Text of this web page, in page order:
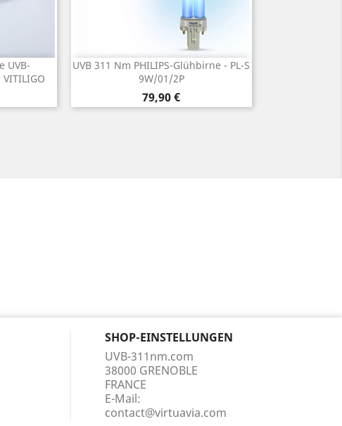
UVB-
UVB 311 Nm PHILIPS-Glühbirne - PL-S
9W/01/2P
Preis
79,90 €
Vorschau
SHOP-EINSTELLUNGEN
UVB-311nm.com
38000 GRENOBLE
FRANCE
E-Mail:
contact@virtuavia.com